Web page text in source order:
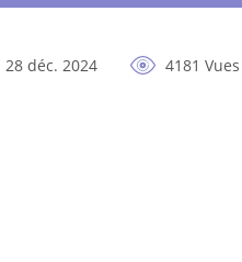
28 déc. 2024 4181 Vues